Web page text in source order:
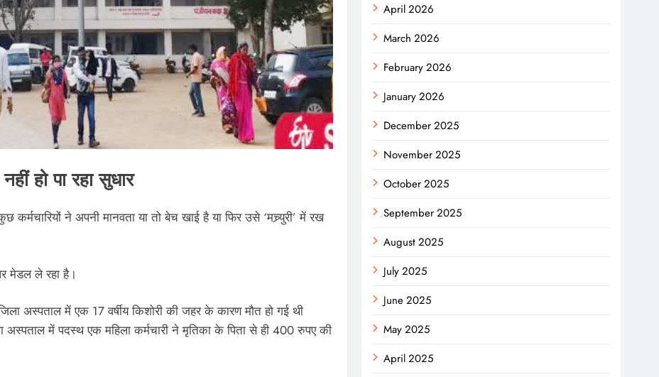
हो पा रहा सुधार
ने अपनी मानवता या तो बेच खाई है या फिर उसे ‘मच्र्युरी’ में रख
मेडल ले रहा है।
अस्पताल में एक 17 वर्षीय किशोरी की जहर के कारण मौत हो गई थी
में पदस्थ एक महिला कर्मचारी ने मृतिका के पिता से ही 400 रुपए की
April 2026
March 2026
February 2026
January 2026
December 2025
November 2025
October 2025
September 2025
August 2025
July 2025
June 2025
May 2025
April 2025